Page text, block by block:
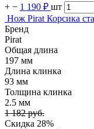
+ − 1 190 ₽ шт
Нож Pirat Корсика
Бренд
Pirat
Общая длина
197 мм
Длина клинка
93 мм
Толщина клинка
2.5 мм
1 182 руб.
Скидка 28%